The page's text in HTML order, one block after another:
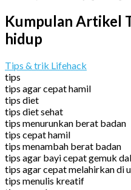
Kumpulan Artikel
hidup
Tips & trik Lifehack
tips
tips agar cepat hamil
tips diet
tips diet sehat
tips menurunkan berat badan
tips cepat hamil
tips menambah berat badan
tips agar bayi cepat gemuk
tips agar cepat melahirkan di
tips menulis kreatif